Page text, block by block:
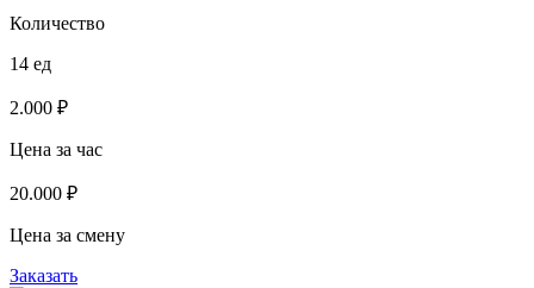
Количество
14 ед
2.000 ₽
Цена за час
20.000 ₽
Цена за смену
Заказать